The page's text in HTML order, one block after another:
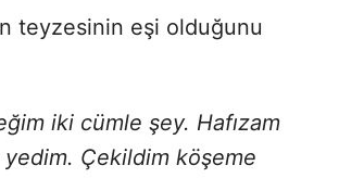
teyzesinin eşi olduğunu
iki cümle şey. Hafızam
Çekildim köşeme